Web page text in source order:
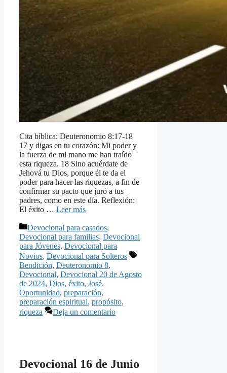
Cita bíblica: Deuteronomio 8:17-18
17 y digas en tu corazón: Mi poder y
la fuerza de mi mano me han traído
esta riqueza. 18 Sino acuérdate de
Jehová tu Dios, porque él te da el
poder para hacer las riquezas, a fin de
confirmar su pacto que juró a tus
padres, como en este día. Reflexión:
El éxito … Leer más
Categorías
Devocional para casados,
Devocional para familias, Devocional
para Jóvenes, Devocional para
Novios, Devocional para Solteros
Etiquetas
Bendición, Deuteronomio 8,
Devocional, Devocional 20 de Agosto
de 2024, Dios, éxito, José,
Oportunidad, preparación,
preparación espiritual, propósito,
riqueza
Deja un comentario
Devocional 16 de Junio